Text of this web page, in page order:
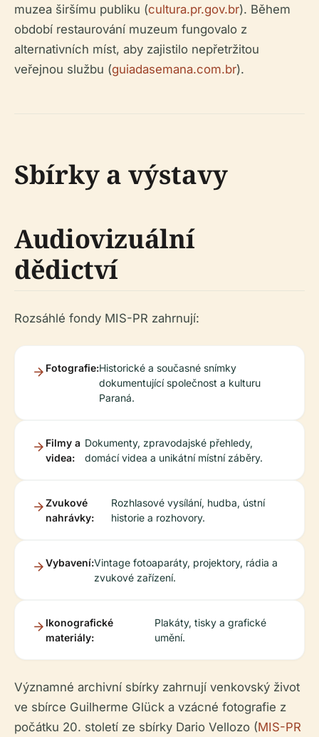
muzea širšímu publiku (cultura.pr.gov.br). Během
období restaurování muzeum fungovalo z
alternativních míst, aby zajistilo nepřetržitou
veřejnou službu (guiadasemana.com.br).
Sbírky a výstavy
Audiovizuální
dědictví
Rozsáhlé fondy MIS-PR zahrnují:
Fotografie:Historické a současné snímky
dokumentující společnost a kulturu
Paraná.
Filmy a
videa:
Dokumenty, zpravodajské přehledy,
domácí videa a unikátní místní záběry.
Zvukové
nahrávky:
Rozhlasové vysílání, hudba, ústní
historie a rozhovory.
Vybavení:Vintage fotoaparáty, projektory, rádia a
zvukové zařízení.
Ikonografické
materiály:
Plakáty, tisky a grafické
umění.
Významné archivní sbírky zahrnují venkovský život
ve sbírce Guilherme Glück a vzácné fotografie z
počátku 20. století ze sbírky Dario Vellozo (MIS-PR